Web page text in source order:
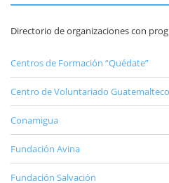
Directorio de organizaciones con
Centros de Formación “Quédate”
Centro de Voluntariado Guatemalteco
Conamigua
Fundación Avina
Fundación Salvación